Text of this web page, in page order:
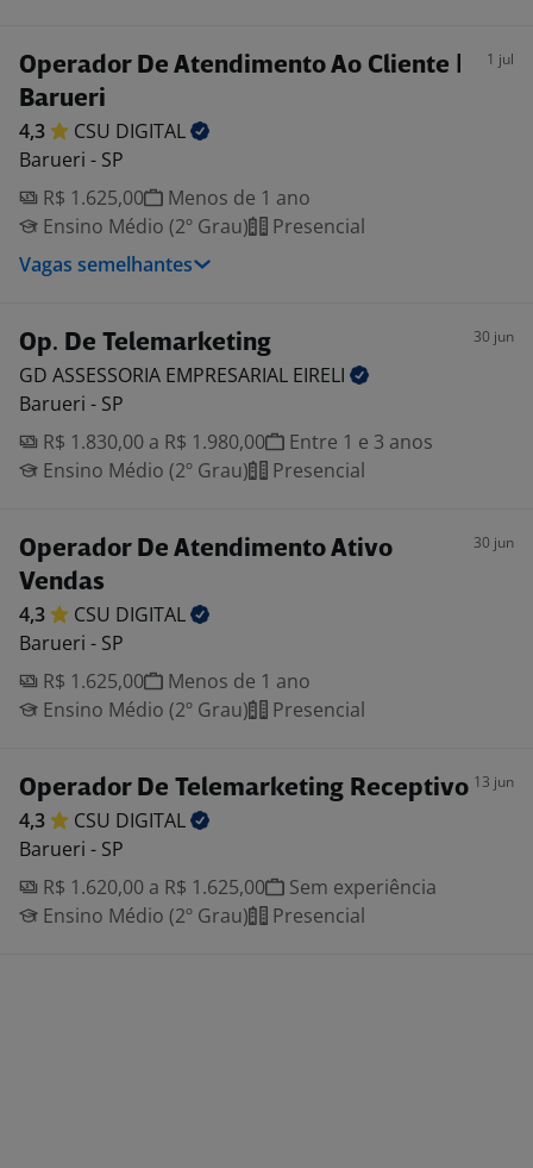
Operador De Atendimento Ao Cliente |
Barueri
1 jul
4,3 CSU DIGITAL
Barueri - SP
R$ 1.625,00
Menos de 1 ano
Ensino Médio (2º Grau)
Presencial
Vagas semelhantes
Op. De Telemarketing 30 jun
GD ASSESSORIA EMPRESARIAL EIRELI
Barueri - SP
R$ 1.830,00 a R$ 1.980,00
Entre 1 e 3 anos
Ensino Médio (2º Grau)
Presencial
Operador De Atendimento Ativo
Vendas
30 jun
4,3 CSU DIGITAL
Barueri - SP
R$ 1.625,00
Menos de 1 ano
Ensino Médio (2º Grau)
Presencial
Operador De Telemarketing Receptivo 13 jun
4,3 CSU DIGITAL
Barueri - SP
R$ 1.620,00 a R$ 1.625,00
Sem experiência
Ensino Médio (2º Grau)
Presencial